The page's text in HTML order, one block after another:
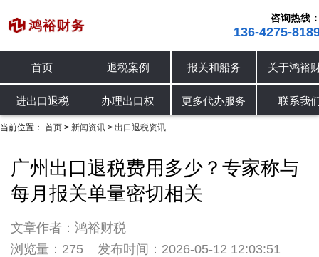
咨询热线
136-4275-
首页
进出口退税
退税案例
办理出口权
报关和船务
更多代办服务
关于鸿裕
联系我
公司动态 行业资讯 出口退税资讯
当前位置： 首页 > 新闻资讯 > 出口退税资讯
广州出口退税费用多少？专家称与
每月报关单量密切相关
文章作者：鸿裕财税
浏览量：275
发布时间：2026-05-12 12:03:51